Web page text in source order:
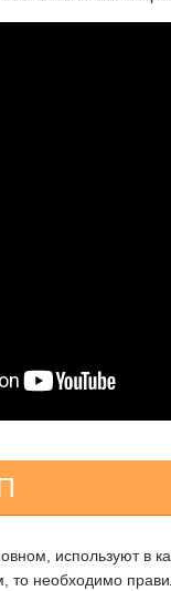
используют в
то необходимо